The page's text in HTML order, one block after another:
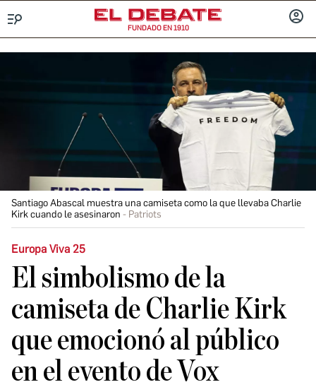
FUNDADO EN 1910
Santiago Abascal muestra una camiseta como la que llevaba Charlie
Kirk cuando le asesinaron
Patriots
Europa Viva 25
El simbolismo de la
camiseta de Charlie Kirk
que emocionó al público
en el evento de Vox